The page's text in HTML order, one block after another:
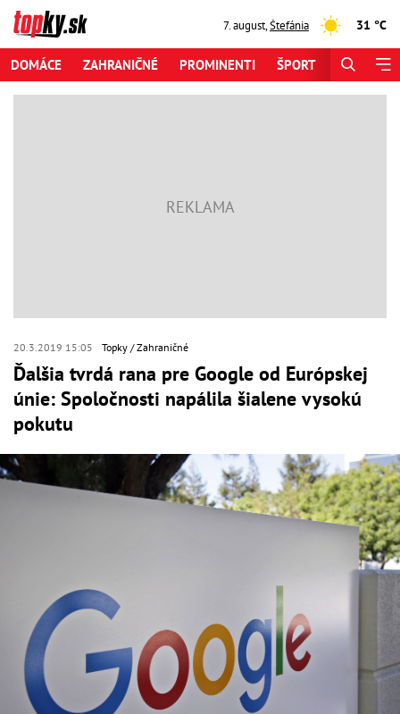
7. august,Štefánia 31 °C
DOMÁCE ZAHRANIČNÉ PROMINENTI ŠPORT
20.3.2019 15:05 Topky Zahraničné
Ďalšia tvrdá rana pre Google od Európskej
únie: Spoločnosti napálila šialene vysokú
pokutu